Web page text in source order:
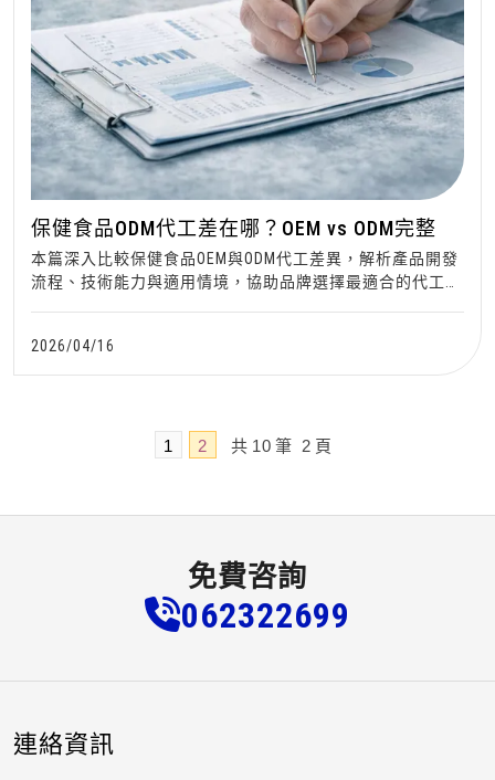
保健食品ODM代工差在哪？OEM vs ODM完整
本篇深入比較保健食品OEM與ODM代工差異，解析產品開發
流程、技術能力與適用情境，協助品牌選擇最適合的代工模
2026/04/16
1 2 共 10 筆 2 頁
免費咨詢
062322699
連絡資訊